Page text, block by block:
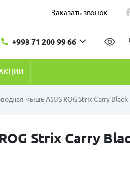
Заказать звонок
+998 71 200 99 66
мышь ASUS ROG Strix Carry Black
Strix Carry